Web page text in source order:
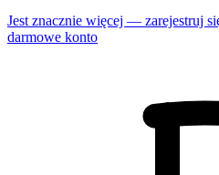
Jest znacznie więcej — zarejestruj
darmowe konto